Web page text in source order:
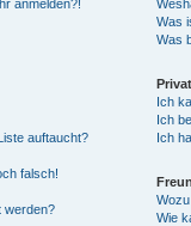
anmelden?!
auftaucht?
falsch!
werden?
Was
Was
Ich
Ich
Ich
Wie